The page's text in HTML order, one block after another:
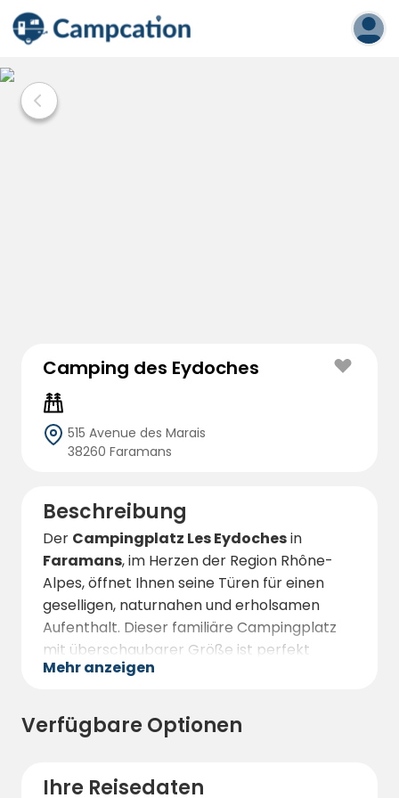
Camping des Eydoches
515 Avenue des Marais
38260 Faramans
Beschreibung
Der Campingplatz Les Eydochesin
Faramans, im Herzen der Region Rhône-
Alpes, öffnet Ihnen seine Türen für einen
geselligen, naturnahen und erholsamen
Aufenthalt. Dieser familiäre Campingplatz
mit überschaubarer Größe ist perfekt
eingerichtet, um der ganzen Familie Komfort
eine begrenzte Anzahl geräumiger
Stellplätze für Zelte, Wohnwagen oder
Privatsphäre garantieren.
Mehr anzeigen
Verfügbare Optionen
Ihre Reisedaten